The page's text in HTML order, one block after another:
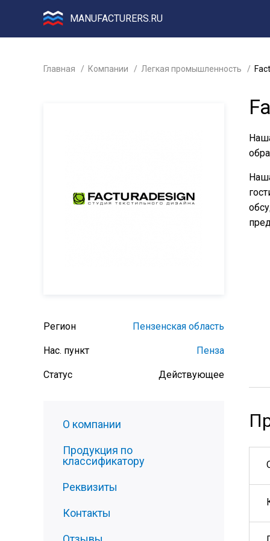
MANUFACTURERS.RU
Главная Компании Легкая промышленность
Регион Пензенская область
Нас. пункт Пенза
Статус Действующее
О компании
Продукция по
классификатору
Реквизиты
Контакты